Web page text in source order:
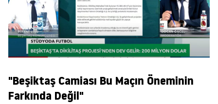
"Beşiktaş Camiası Bu Maçın Öneminin
Farkında Değil"